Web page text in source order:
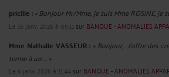
pricille :« Bonjour Mr/Mme, je suis Mme ROSINE, je
Le 16 janv. 2026 à 05:11 sur BANQUE - ANOMALIES
Mme Nathalie VASSEUR : « Bonjour, J’offre des
terme à un ... »
Le 6 janv. 2026 à 11:44 sur BANQUE - ANOMALIES